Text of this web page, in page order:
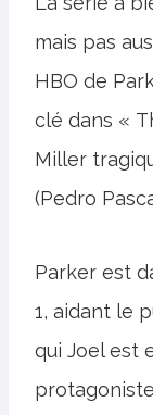
mais pas
HBO de
clé dans «
Miller
(Pedro
Parker est
1, aidant le
qui Joel est